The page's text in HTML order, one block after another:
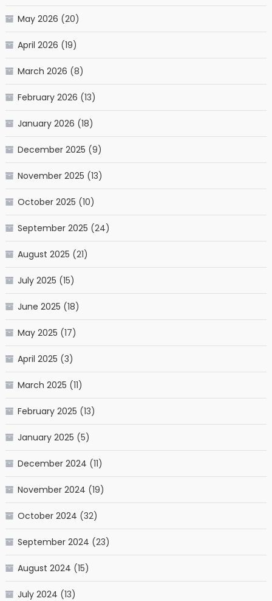
May 2026 (20)
April 2026 (19)
March 2026 (8)
February 2026 (13)
January 2026 (18)
December 2025 (9)
November 2025 (13)
October 2025 (10)
September 2025 (24)
August 2025 (21)
July 2025 (15)
June 2025 (18)
May 2025 (17)
April 2025 (3)
March 2025 (11)
February 2025 (13)
January 2025 (5)
December 2024 (11)
November 2024 (19)
October 2024 (32)
September 2024 (23)
August 2024 (15)
July 2024 (13)